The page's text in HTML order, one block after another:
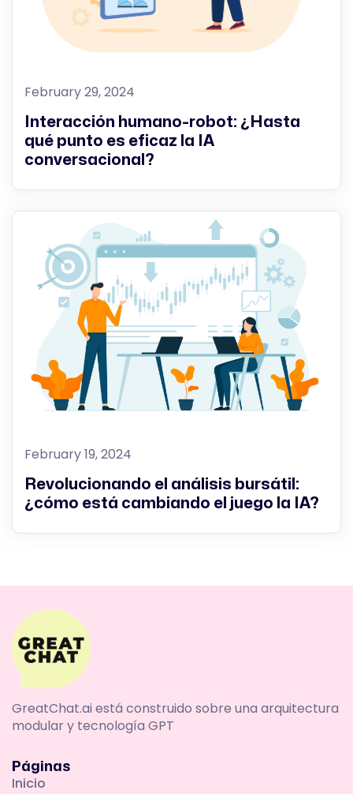
February 29, 2024
Interacción humano-robot: ¿Hasta
qué punto es eficaz la IA
conversacional?
February 19, 2024
Revolucionando el análisis bursátil:
¿cómo está cambiando el juego la IA?
GreatChat.ai está construido sobre una arquitectura
modular y tecnología GPT
Páginas
Inicio